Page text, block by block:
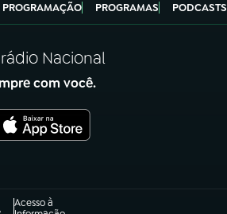
PROGRAMAÇÃO PROGRAMAS PODCASTS
Nacional
com você.
Acesso à